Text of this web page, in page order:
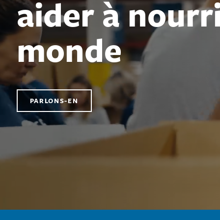
aider à
monde
PARLONS-EN